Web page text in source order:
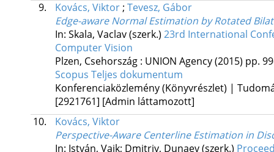
9.
Kovács, Viktor; Tevesz, Gábor
Edge-aware Normal Estimation by Rotated
In: Skala, Vaclav (szerk.) 23rd International
Computer Vision
Plzen, Csehország : UNION Agency(2015) pp.
Scopus Teljes dokumentum
Konferenciaközlemény (Könyvrészlet) |
[2921761] [Admin láttamozott]
10.
Kovács, Viktor
Perspective-Aware Centerline Estimation in
In: István, Vajk; Dmitriy, Dunaev (szerk.)